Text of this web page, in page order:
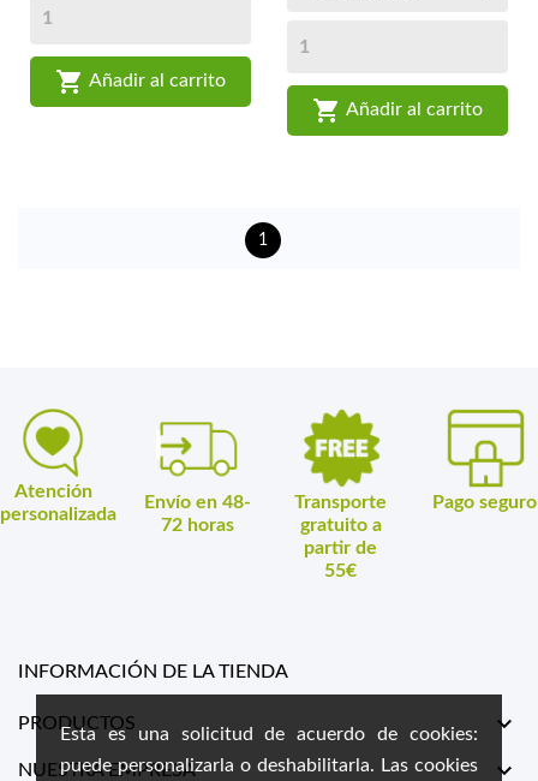
 Añadir al carrito
 Añadir al carrito
1
Atención
personalizada
Envío en 48-
72 horas
Transporte
gratuito a
partir de
55€
Pago seguro
Esta es una solicitud de acuerdo de cookies:
puede personalizarla o deshabilitarla. Las cookies
INFORMACIÓN DE LA TIENDA
PRODUCTOS 
NUESTRA EMPRESA 